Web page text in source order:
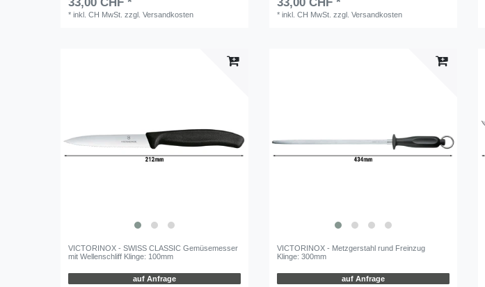
*inkl. CH MwSt. zzgl.Versandkosten *inkl. CH MwSt. zzgl.Versandkosten
VICTORINOX - SWISS CLASSIC Gemüsemesser
mit Wellenschliff Klinge: 100mm
auf Anfrage
VICTORINOX - Metzgerstahl rund Freinzug
Klinge: 300mm
auf Anfrage